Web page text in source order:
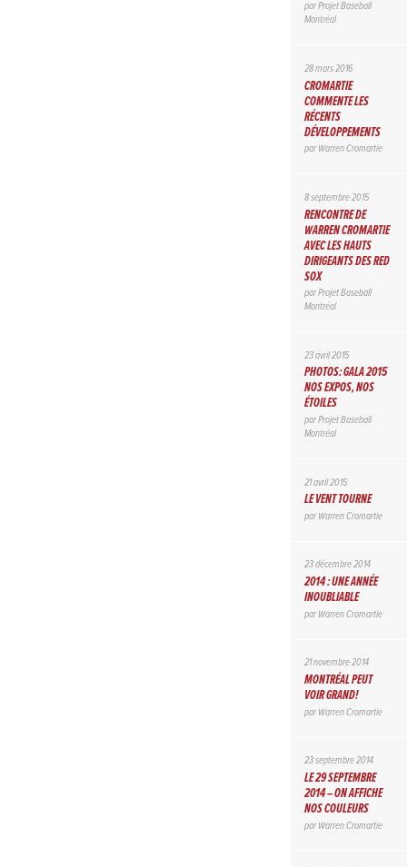
parProjet Baseball
Montréal
28 mars 2016
CROMARTIE
COMMENTE LES
RÉCENTS
DÉVELOPPEMENTS
parWarren Cromartie
8 septembre 2015
RENCONTRE DE
WARREN CROMARTIE
AVEC LES HAUTS
DIRIGEANTS DES RED
SOX
parProjet Baseball
Montréal
23 avril 2015
PHOTOS: GALA 2015
NOS EXPOS, NOS
ÉTOILES
parProjet Baseball
Montréal
21 avril 2015
LE VENT TOURNE
parWarren Cromartie
23 décembre 2014
2014 : UNE ANNÉE
INOUBLIABLE
parWarren Cromartie
21 novembre 2014
MONTRÉAL PEUT
VOIR GRAND!
parWarren Cromartie
23 septembre 2014
LE 29 SEPTEMBRE
2014 – ON AFFICHE
NOS COULEURS
parWarren Cromartie